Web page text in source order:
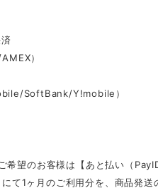
）
SoftBank/Y!mobile）
希望のお客様は【あと払い（
にて1ヶ月のご利用分を、商品発